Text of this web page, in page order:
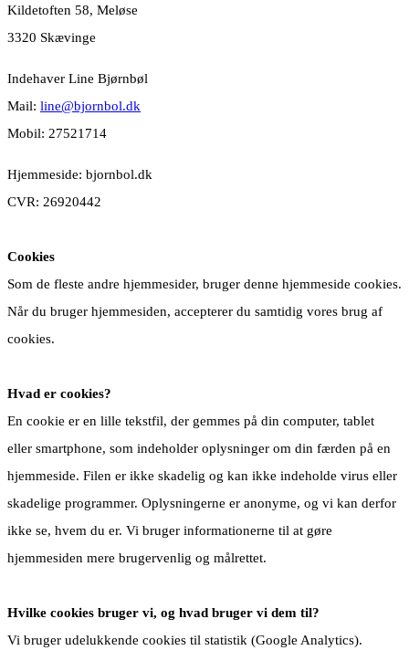
Kildetoften 58, Meløse
3320 Skævinge
Indehaver Line Bjørnbøl
Mail: line@bjornbol.dk
Mobil: 27521714
Hjemmeside: bjornbol.dk
CVR: 26920442
Cookies
Som de fleste andre hjemmesider, bruger denne hjemmeside cookies.
Når du bruger hjemmesiden, accepterer du samtidig vores brug af
cookies.
Hvad er cookies?
En cookie er en lille tekstfil, der gemmes på din computer, tablet
eller smartphone, som indeholder oplysninger om din færden på en
hjemmeside. Filen er ikke skadelig og kan ikke indeholde virus eller
skadelige programmer. Oplysningerne er anonyme, og vi kan derfor
ikke se, hvem du er. Vi bruger informationerne til at gøre
hjemmesiden mere brugervenlig og målrettet.
Hvilke cookies bruger vi, og hvad bruger vi dem til?
Vi bruger udelukkende cookies til statistik (Google Analytics).